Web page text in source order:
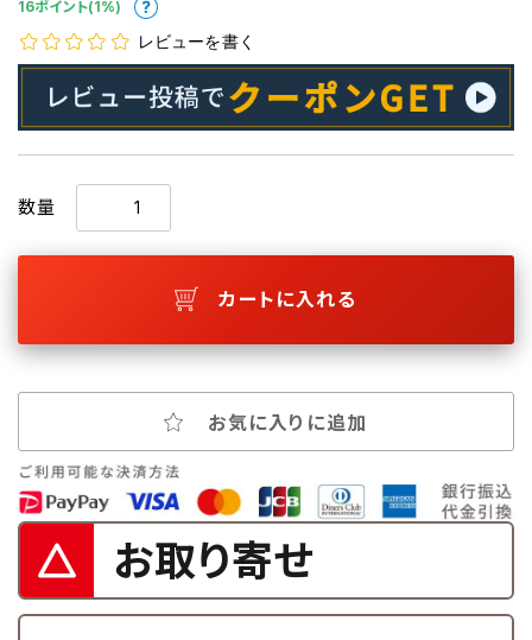
16ポイント(1%)
レビューを書く
数量
カートに入れる
お気に入りに追加
お取り寄せ